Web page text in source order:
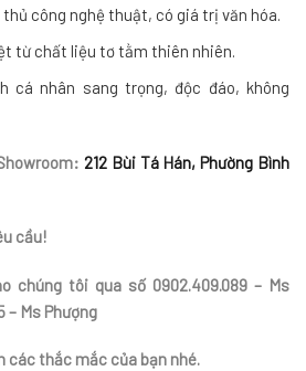
công nghệ thuật, có giá trị văn hóa.
từ chất liệu tơ tằm thiên nhiên.
cá nhân sang trọng, độc đáo, không
212 Bùi Tá Hán, Phường Bình
cầu!
chúng tôi qua số 0902.409.089 – Ms
– Ms Phượng
thắc mắc của bạn nhé.